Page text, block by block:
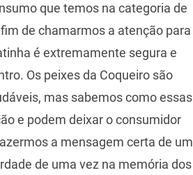
que temos na categoria de
de chamarmos a atenção para
é extremamente segura e
Os peixes da Coqueiro são
mas sabemos como essas
e podem deixar o consumidor
a mensagem certa de um
de uma vez na memória dos